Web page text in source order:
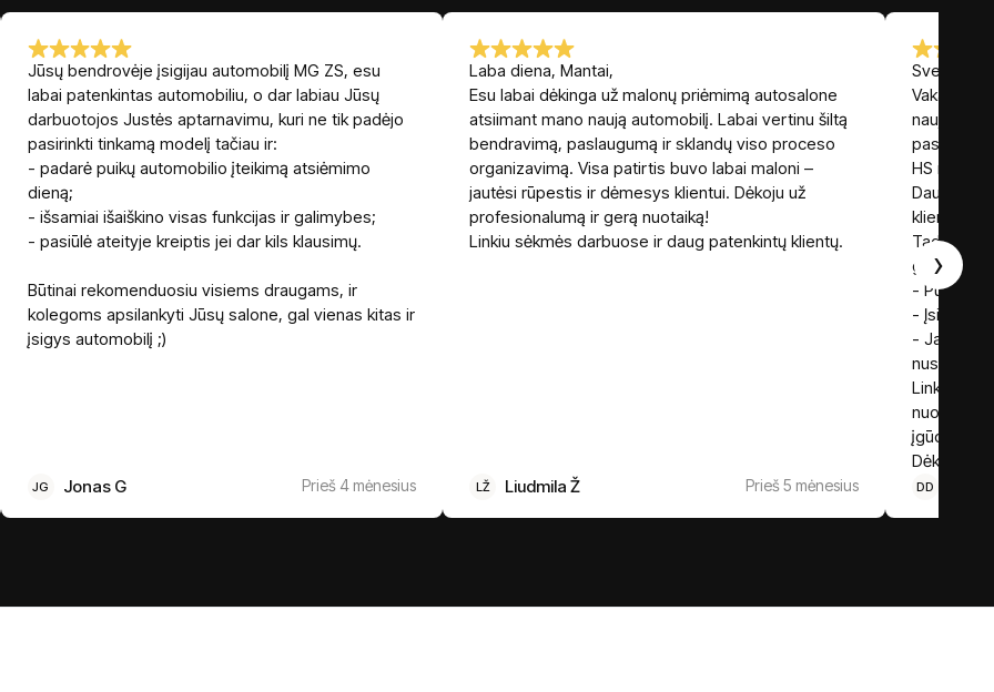
›
Jūsų bendrovėje įsigijau automobilį MG ZS, esu
labai patenkintas automobiliu, o dar labiau Jūsų
darbuotojos Justės aptarnavimu, kuri ne tik padėjo
pasirinkti tinkamą modelį tačiau ir:
- padarė puikų automobilio įteikimą atsiėmimo
dieną;
- išsamiai išaiškino visas funkcijas ir galimybes;
- pasiūlė ateityje kreiptis jei dar kils klausimų.
Būtinai rekomenduosiu visiems draugams, ir
kolegoms apsilankyti Jūsų salone, gal vienas kitas ir
įsigys automobilį ;)
JG Jonas G Prieš 4 mėnesius
Laba diena, Mantai,
Esu labai dėkinga už malonų priėmimą autosalone
atsiimant mano naują automobilį. Labai vertinu šiltą
bendravimą, paslaugumą ir sklandų viso proceso
organizavimą. Visa patirtis buvo labai maloni –
jautėsi rūpestis ir dėmesys klientui. Dėkoju už
profesionalumą ir gerą nuotaiką!
Linkiu sėkmės darbuose ir daug patenkintų klientų.
LŽ Liudmila Ž Prieš 5 mėnesius
Sveiki,
Vakar
naują
pasakyti,
HS
Daug
klientais ir
Tad
geras, bet
- Puikus
-
- Jam
nusipirkti.
Linkiu
įgūdžius.
Dėkui dar
DD